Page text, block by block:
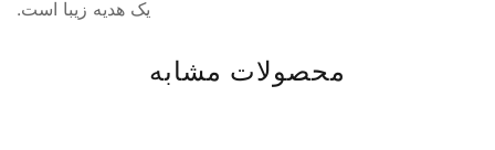
یک هدیه زیبا است.
محصولات مشابه